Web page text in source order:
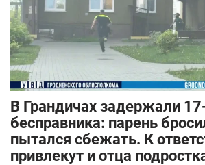
В Грандичах задержали
бесправника: парень
пытался сбежать. К
привлекут и отца